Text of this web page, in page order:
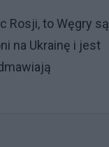
Rosji, to Węgry są
na Ukrainę i jest